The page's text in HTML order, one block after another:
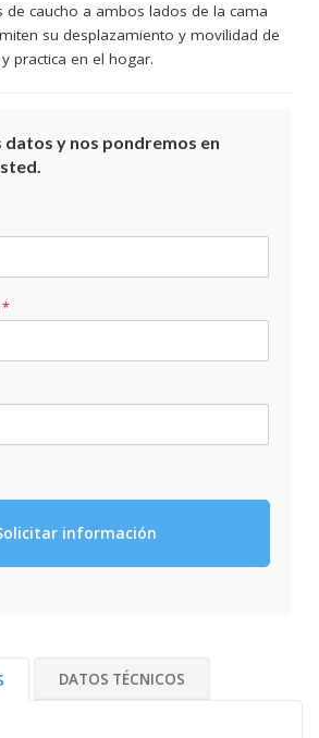
de caucho a ambos lados de la cama
su desplazamiento y movilidad de
practica en el hogar.
datos y nos pondremos en
*
información
DATOS TÉCNICOS